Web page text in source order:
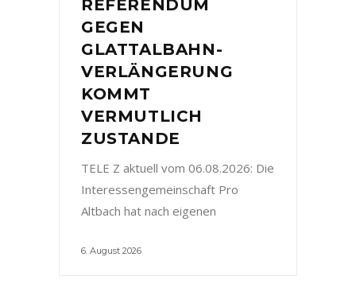
REFERENDUM
GEGEN
GLATTALBAHN-
VERLÄNGERUNG
KOMMT
VERMUTLICH
ZUSTANDE
TELE Z aktuell vom 06.08.2026: Die
Interessengemeinschaft Pro
Altbach hat nach eigenen
6. August 2026